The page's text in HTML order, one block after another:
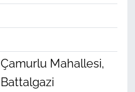
Çamurlu Mahallesi,
Battalgazi